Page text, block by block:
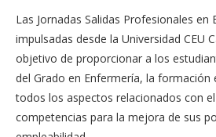
Las Jornadas Salidas Profesionales en
impulsadas desde la Universidad CEU
objetivo de proporcionar a los
del Grado en Enfermería, la
todos los aspectos relacionados con
competencias para la mejora de sus